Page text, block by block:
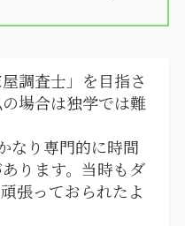
調査士」を目指さ
場合は独学では難
なり専門的に時間
ります。当時もダ
張っておられたよ